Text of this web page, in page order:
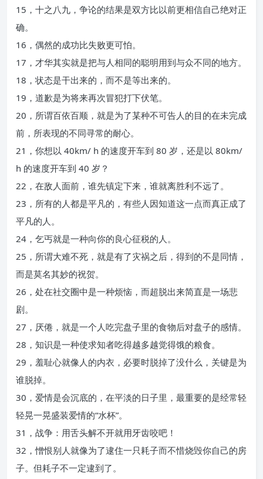
15，十之八九，争论的结果是双方比以前更相信自己绝对正
确。
16，偶然的成功比失败更可怕。
17，才华其实就是把与人相同的聪明用到与众不同的地方。
18，状态是干出来的，而不是等出来的。
19，道歉是为将来再次冒犯打下伏笔。
20，所谓百依百顺，就是为了某种不可告人的目的在未完成
前，所表现的不同寻常的耐心。
21，你想以 40km/ h 的速度开车到 80 岁，还是以 80km/
h 的速度开车到 40 岁？
22，在敌人面前，谁先镇定下来，谁就离胜利不远了。
23，所有的人都是平凡的，有些人因知道这一点而真正成了
平凡的人。
24，乞丐就是一种向你的良心征税的人。
25，所谓大难不死，就是有了灾祸之后，得到的不是同情，
而是莫名其妙的祝贺。
26，处在社交圈中是一种烦恼，而超脱出来简直是一场悲
剧。
27，厌倦，就是一个人吃完盘子里的食物后对盘子的感情。
28，知识是一种使求知者吃得越多越觉得饿的粮食。
29，羞耻心就像人的内衣，必要时脱掉了没什么，关键是为
谁脱掉。
30，爱情是会沉底的，在平淡的日子里，最重要的是经常轻
轻晃一晃盛装爱情的“水杯”。
31，战争：用舌头解不开就用牙齿咬吧！
32，憎恨别人就像为了逮住一只耗子而不惜烧毁你自己的房
子。但耗子不一定逮到了。